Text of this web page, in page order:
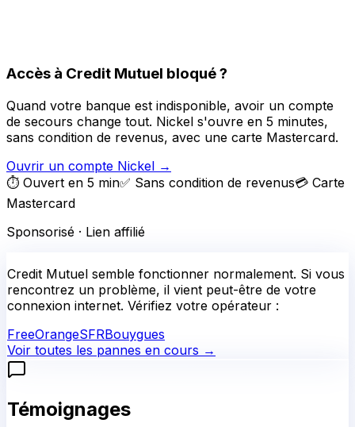
Accès à Credit Mutuel bloqué ?
Quand votre banque est indisponible, avoir un compte
de secours change tout. Nickel s'ouvre en 5 minutes,
sans condition de revenus, avec une carte Mastercard.
Ouvrir un compte Nickel →
⏱️ Ouvert en 5 min✅ Sans condition de revenus💳 Carte
Mastercard
Sponsorisé · Lien affilié
Credit Mutuel semble fonctionner normalement. Si vous
rencontrez un problème, il vient peut-être de votre
connexion internet. Vérifiez votre opérateur :
FreeOrangeSFRBouygues
Voir toutes les pannes en cours →
Témoignages